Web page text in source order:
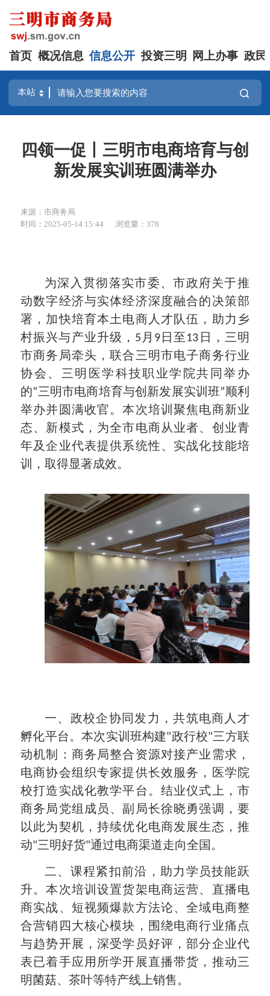
首页 概况信息 信息公开 投资三明 网上办事 政民
四领一促丨三明市电商培育与创
新发展实训班圆满举办
来源：市商务局
时间：2025-05-14 15:44
浏览量：378
为深入贯彻落实市委、市政府关于推
动数字经济与实体经济深度融合的决策部
署，加快培育本土电商人才队伍，助力乡
村振兴与产业升级，5月9日至13日，三明
市商务局牵头，联合三明市电子商务行业
协会、三明医学科技职业学院共同举办
的“三明市电商培育与创新发展实训班”顺利
举办并圆满收官。本次培训聚焦电商新业
态、新模式，为全市电商从业者、创业青
年及企业代表提供系统性、实战化技能培
训，取得显著成效。
一、政校企协同发力，共筑电商人才
孵化平台。本次实训班构建"政行校"三方联
动机制：商务局整合资源对接产业需求，
电商协会组织专家提供长效服务，医学院
校打造实战化教学平台。结业仪式上，市
商务局党组成员、副局长徐晓勇强调，要
以此为契机，持续优化电商发展生态，推
动"三明好货"通过电商渠道走向全国。
二、课程紧扣前沿，助力学员技能跃
升。本次培训设置货架电商运营、直播电
商实战、短视频爆款方法论、全域电商整
合营销四大核心模块，围绕电商行业痛点
与趋势开展，深受学员好评，部分企业代
表已着手应用所学开展直播带货，推动三
明菌菇、茶叶等特产线上销售。